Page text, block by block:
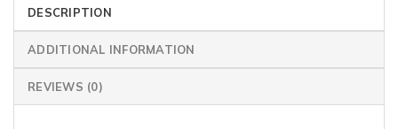
DESCRIPTION
ADDITIONAL INFORMATION
REVIEWS (0)